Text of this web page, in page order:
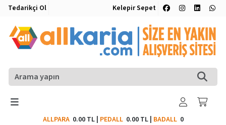
Tedarikçi Ol Kelepir Sepet
ALLPARA 0.00 TL| PEDALL 0.00 TL| BADALL0